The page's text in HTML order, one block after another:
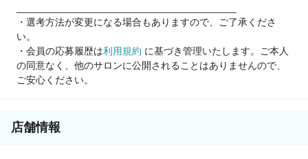
・選考方法が変更になる場合もありますので、ご了承くださ
い。
・会員の応募履歴は利用規約 に基づき管理いたします。ご本人
の同意なく、他のサロンに公開されることはありませんので、
ご安心ください。
店舗情報